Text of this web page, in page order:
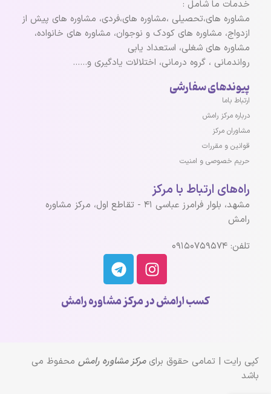
خدمات ما شامل :
مشاوره های،تحصیلی ،مشاوره های،فردی، مشاوره های پیش از
ازدواج، مشاوره های کودک و نوجوان، مشاوره های خانواده،
مشاوره های شغلی، استعداد یابی
رواندمانی ، گروه درمانی، اختلالات یادگیری و……
پیوندهای سفارشی
ارتباط باما
درباره مرکز رامش
مشاوران مرکز
قوانین و مقررات
حریم خصوصی و امنیت
راه‌های ارتباط با مرکز
مشهد، بلوار فرامرز عباسی ۴۱ - تقاطع اول، مرکز مشاوره
رامش
تلفن: ۰۹۱۵۰۷۵۹۵۷۴
کسب ارامش در مرکز مشاوره رامش
کپی رایت | تمامی حقوق برایمرکز مشاوره رامش محفوظ می
باشد